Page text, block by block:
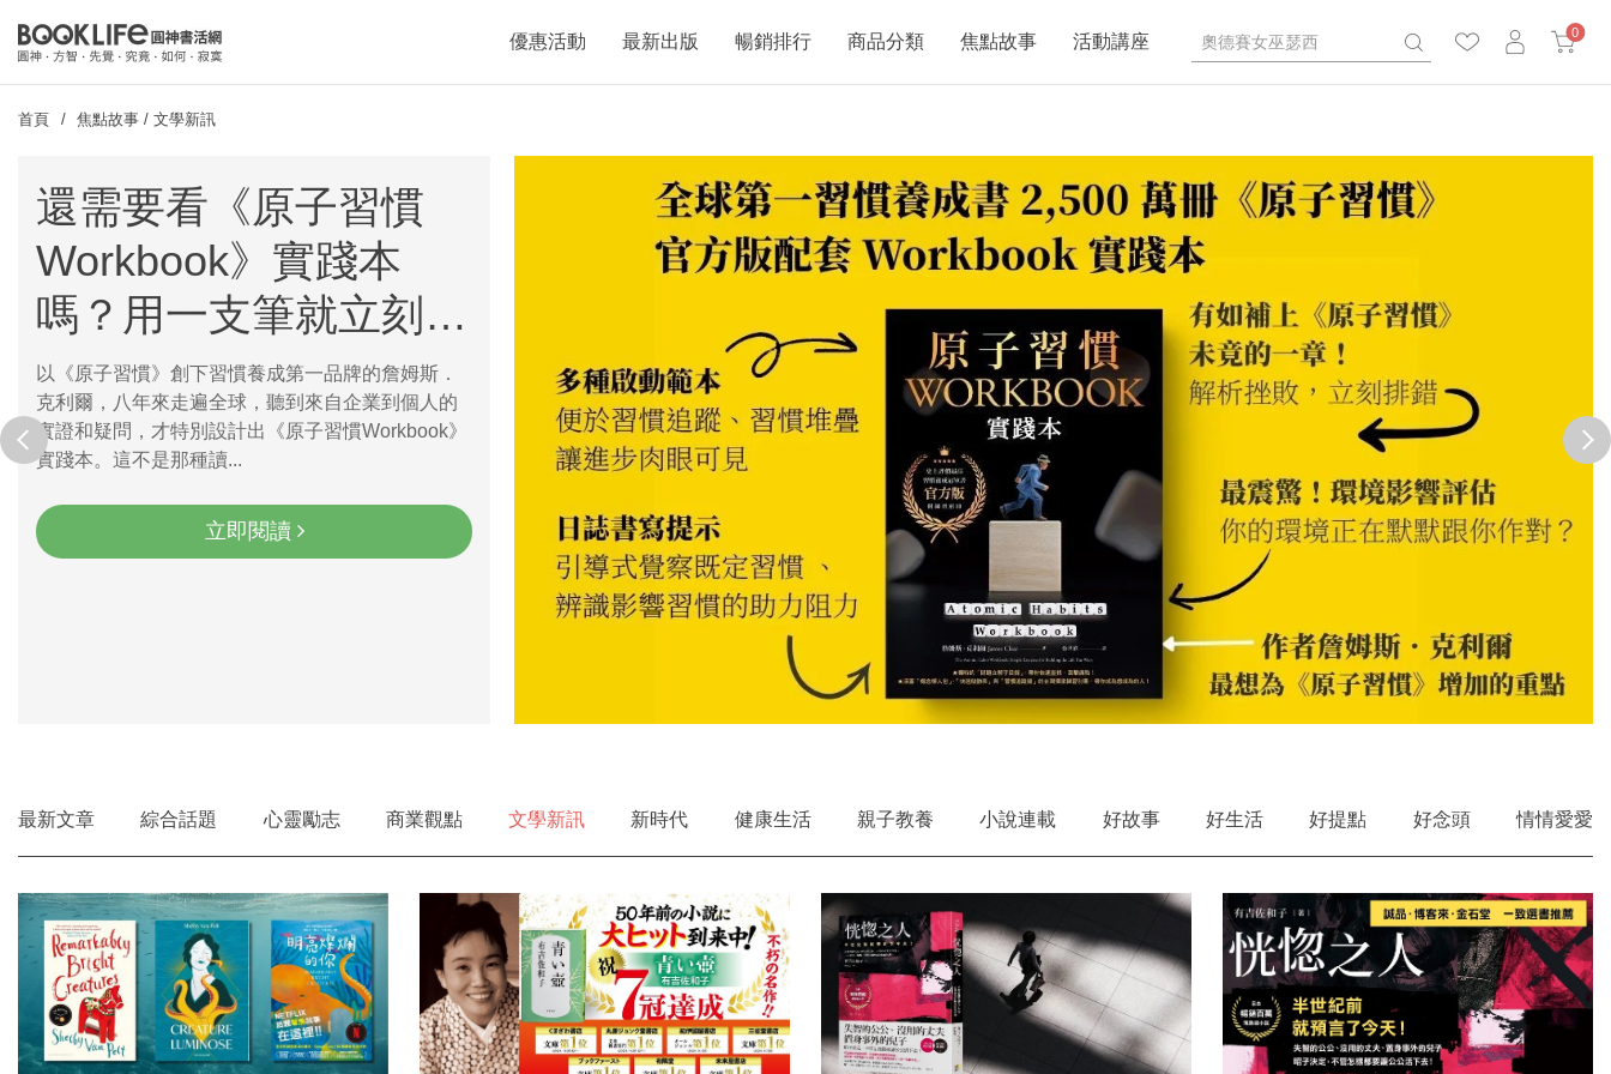
0
優惠活動 最新出版 暢銷排行 商品分類 焦點故事 活動講座
首頁 焦點故事 / 文學新訊
還需要看《原子習慣
Workbook》實踐本
嗎？用一支筆就立刻開
啟行動力的驚天書
以《原子習慣》創下習慣養成第一品牌的詹姆斯．
克利爾，八年來走遍全球，聽到來自企業到個人的
實證和疑問，才特別設計出《原子習慣Workbook》
實踐本。這不是那種讀...
立即閱讀
prev next
最新文章 綜合話題 心靈勵志 商業觀點 文學新訊 新時代 健康生活 親子教養 小說連載 好故事 好生活 好提點 好念頭 情情愛愛